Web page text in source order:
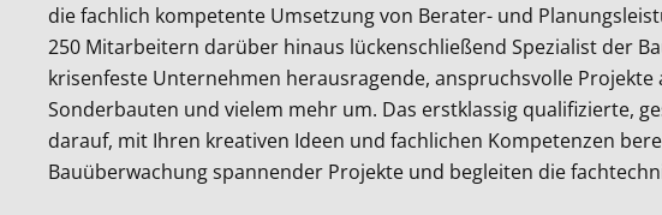
die fachlich kompetente Umsetzung von Berater- und
250 Mitarbeitern darüber hinaus lückenschließend Spezialist der
krisenfeste Unternehmen herausragende, anspruchsvolle
Sonderbauten und vielem mehr um. Das erstklassig qualifizierte,
darauf, mit Ihren kreativen Ideen und fachlichen Kompetenzen
Bauüberwachung spannender Projekte und begleiten die